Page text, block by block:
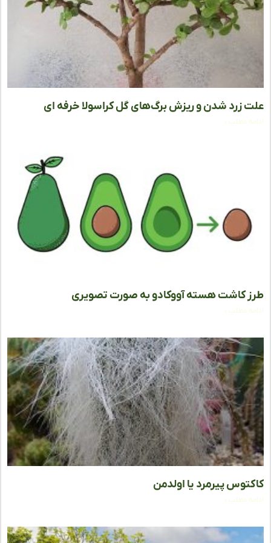
زرد شدن و ریزش برگ‌های گل کراسولا خرفه‌ ای
مطلب »
کاشت هسته آووکادو به صورت تصویری
مطلب »
پیرمرد یا اولدمن
مطلب »